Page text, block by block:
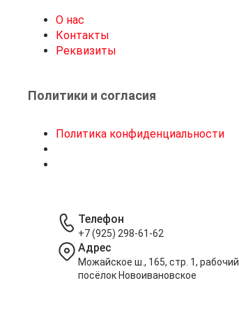
О нас
Контакты
Реквизиты
Политики и согласия
Политика конфиденциальности
Телефон
+7 (925) 298-61-62
Адрес
Можайское ш., 165, стр. 1, рабочий
посёлок Новоивановское